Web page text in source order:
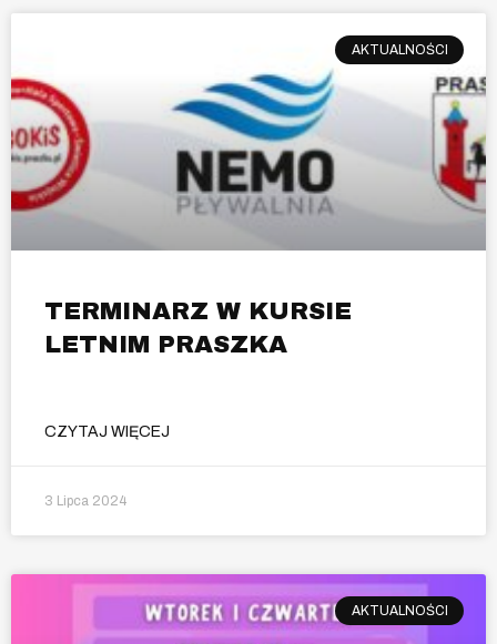
AKTUALNOŚCI
TERMINARZ W KURSIE
LETNIM PRASZKA
CZYTAJ WIĘCEJ
3 Lipca 2024
AKTUALNOŚCI